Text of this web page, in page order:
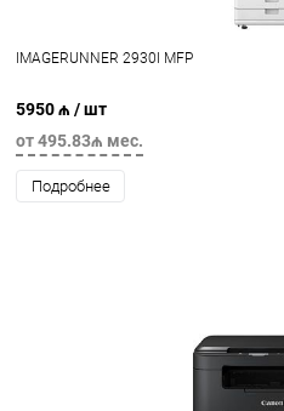
IMAGERUNNER 2930I MFP
5950 ₼ / шт
от 495.83₼ мес.
Подробнее